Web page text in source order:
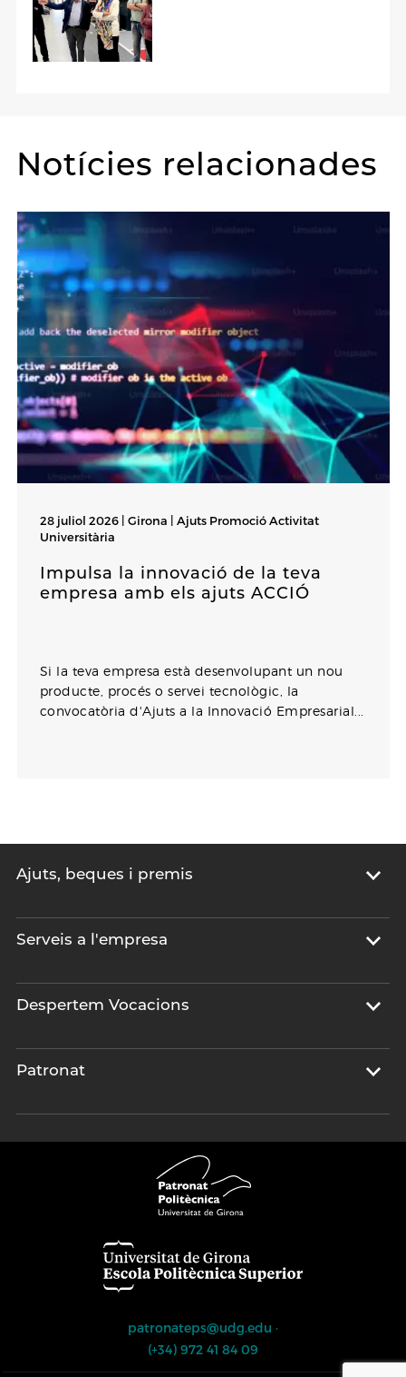
Notícies relacionades
28 juliol 2026 | Girona | Ajuts Promoció Activitat
Universitària
Impulsa la innovació de la teva
empresa amb els ajuts ACCIÓ
Si la teva empresa està desenvolupant un nou
producte, procés o servei tecnològic, la
convocatòria d'Ajuts a la Innovació Empresarial...
Ajuts, beques i premis
Serveis a l'empresa
Despertem Vocacions
Patronat
patronateps@udg.edu ·
(+34) 972 41 84 09